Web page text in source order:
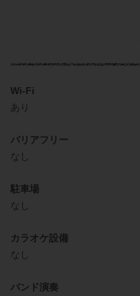
Wi-Fi
あり
バリアフリー
なし
駐車場
なし
カラオケ設備
なし
バンド演奏